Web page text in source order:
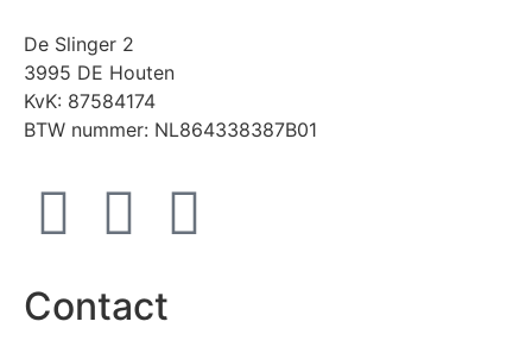
De Slinger 2
3995 DE Houten
KvK: 87584174
BTW nummer: NL864338387B01
Contact